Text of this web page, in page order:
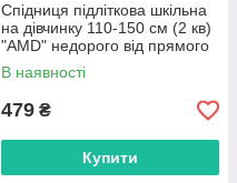
Спідниця підліткова шкільна
на дівчинку 110-150 см (2 кв)
"AMD" недорого від прямого
постачальника
В наявності
479 ₴
Купити